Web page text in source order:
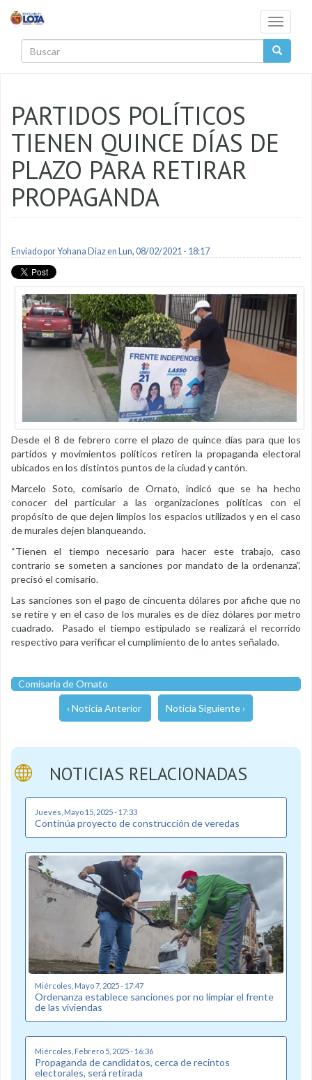
Toggle
PARTIDOS POLÍTICOS
TIENEN QUINCE DÍAS DE
PLAZO PARA RETIRAR
PROPAGANDA
Enviado porYohana Diazen Lun, 08/02/2021 - 18:17
Desde el 8 de febrero corre el plazo de quince días para que los
partidos y movimientos políticos retiren la propaganda electoral
ubicados en los distintos puntos de la ciudad y cantón.
Marcelo Soto, comisario de Ornato, indicó que se ha hecho
conocer del particular a las organizaciones políticas con el
propósito de que dejen limpios los espacios utilizados y en el caso
de murales dejen blanqueando.
“Tienen el tiempo necesario para hacer este trabajo, caso
contrario se someten a sanciones por mandato de la ordenanza”,
precisó el comisario.
Las sanciones son el pago de cincuenta dólares por afiche que no
se retire y en el caso de los murales es de diez dólares por metro
cuadrado. Pasado el tiempo estipulado se realizará el recorrido
respectivo para verificar el cumplimiento de lo antes señalado.
Comisaria de Ornato
‹ Noticia Anterior Noticia Siguiente ›
NOTICIAS RELACIONADAS
Jueves, Mayo 15, 2025 - 17:33
Continúa proyecto de construcción de veredas
Miércoles, Mayo 7, 2025 - 17:47
Ordenanza establece sanciones por no limpiar el frente
de las viviendas
Miércoles, Febrero 5, 2025 - 16:36
Propaganda de candidatos, cerca de recintos
electorales, será retirada